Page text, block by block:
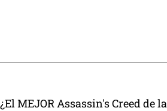
¿El MEJOR Assassin's Creed de la